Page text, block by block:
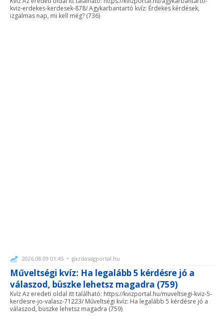
kviz-erdekes-kerdesek-878/ Agykarbantartó kvíz: Érdekes kérdések,
izgalmas nap, mi kell még? (736)
2026.08.09 01:45 • gazdasagportal.hu
Műveltségi kvíz: Ha legalább 5 kérdésre jó a
válaszod, büszke lehetsz magadra (759)
Kvíz Az eredeti oldal itt található: https://kvizportal.hu/muveltsegi-kviz-5-
kerdesre-jo-valasz-71223/ Műveltségi kvíz: Ha legalább 5 kérdésre jó a
válaszod, büszke lehetsz magadra (759)